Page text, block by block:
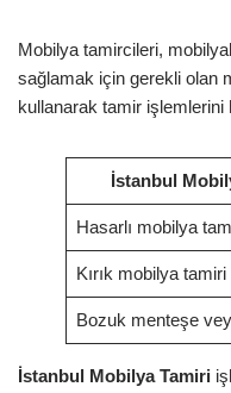
Mobilya tamircileri,
sağlamak için gerekli olan
kullanarak tamir işlemlerini
İstanbul
Hasarlı mobilya
Kırık mobilya tamiri
Bozuk menteşe
İstanbul Mobilya Tamiri